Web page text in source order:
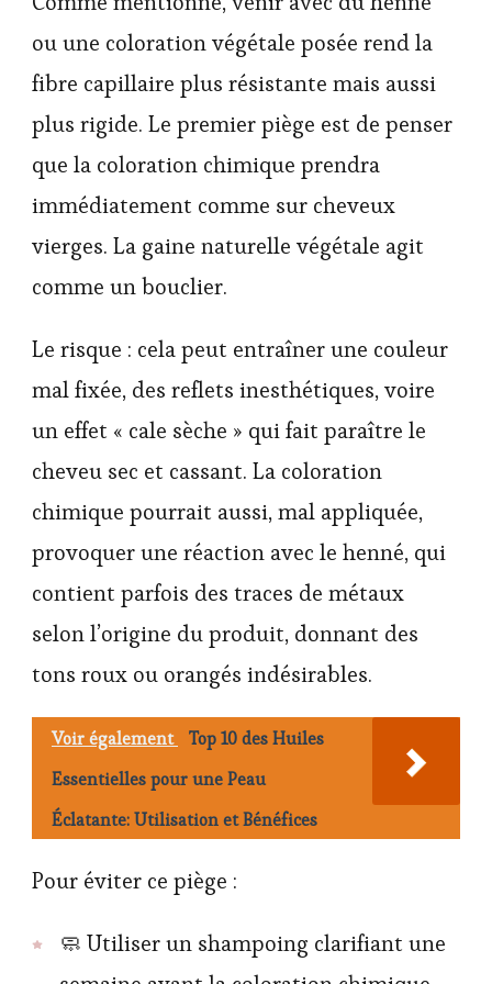
ou une coloration végétale posée rend la
fibre capillaire plus résistante mais aussi
plus rigide. Le premier piège est de penser
que la coloration chimique prendra
immédiatement comme sur cheveux
vierges. La gaine naturelle végétale agit
comme un bouclier.
Le risque : cela peut entraîner une couleur
mal fixée, des reflets inesthétiques, voire
un effet « cale sèche » qui fait paraître le
cheveu sec et cassant. La coloration
chimique pourrait aussi, mal appliquée,
provoquer une réaction avec le henné, qui
contient parfois des traces de métaux
selon l’origine du produit, donnant des
tons roux ou orangés indésirables.
Voir également
Top 10 des Huiles
Essentielles pour une Peau
Éclatante: Utilisation et Bénéfices
Pour éviter ce piège :
🧼 Utiliser un shampoing clarifiant une